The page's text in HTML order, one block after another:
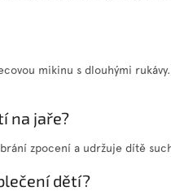
mikinu s dlouhými
na jaře?
zpocení a udržuje dítě
dětí?